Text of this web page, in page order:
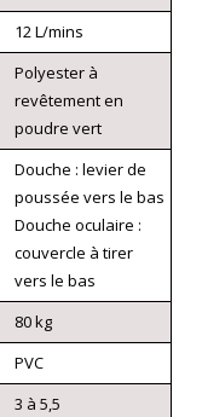
12 L/mins
Polyester à
revêtement en
poudre vert
Douche : levier de
poussée vers le bas
Douche oculaire :
couvercle à tirer
vers le bas
80 kg
PVC
3 à 5,5